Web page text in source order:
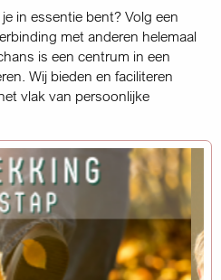
in essentie bent? Volg een
met anderen helemaal
is een centrum in een
Wij bieden en faciliteren
vlak van persoonlijke